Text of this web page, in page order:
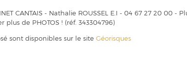
CANTAIS - Nathalie ROUSSEL E.I - 04 67 27 20 00 -
de PHOTOS ! (réf. 343304796)
sont disponibles sur le site Géorisques